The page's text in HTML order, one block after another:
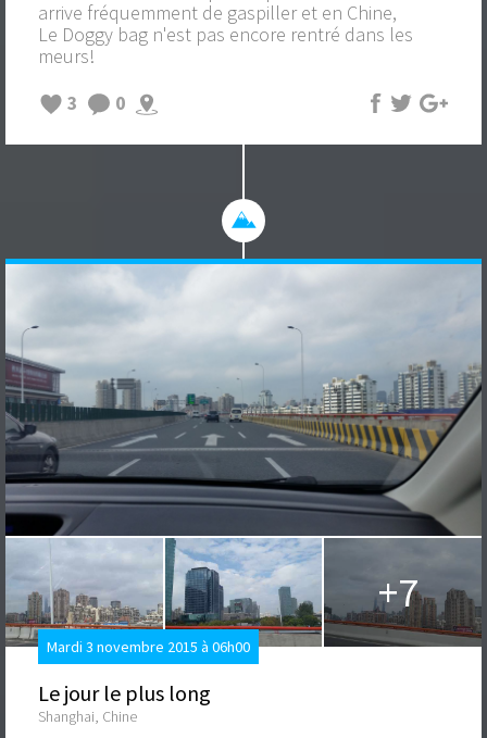
arrive fréquemment de gaspiller et en Chine,
Le Doggy bag n'est pas encore rentré dans les
meurs!
3
0
+7
Mardi 3 novembre 2015 à 06h00
Le jour le plus long
Shanghai, Chine